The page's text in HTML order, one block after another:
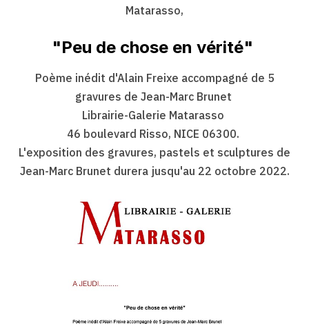
Matarasso,
"Peu de chose en vérité"
Poème inédit d'Alain Freixe accompagné de 5
gravures de Jean-Marc Brunet
Librairie-Galerie Matarasso
46 boulevard Risso, NICE 06300.
L'exposition des gravures, pastels et sculptures de
Jean-Marc Brunet durera jusqu'au 22 octobre 2022.